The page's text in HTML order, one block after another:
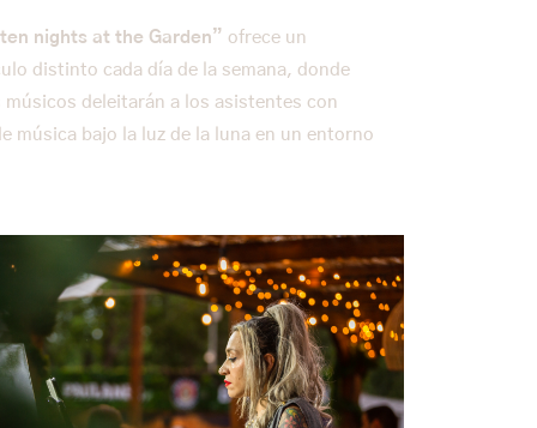
nights at the Garden” ofrece un
distinto cada día de la semana, donde
deleitarán a los asistentes con
música bajo la luz de la luna en un entorno